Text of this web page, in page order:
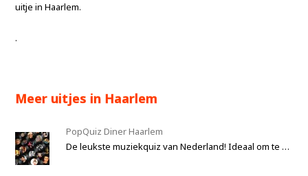
uitje in Haarlem.
.
Meer uitjes in Haarlem
PopQuiz Diner Haarlem
De leukste muziekquiz van Nederland! Ideaal om te …